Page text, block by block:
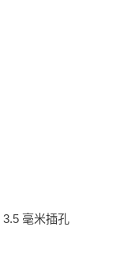
毫米插孔